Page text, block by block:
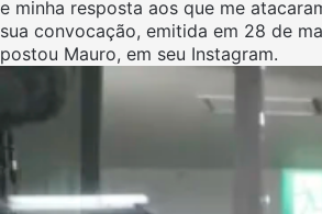
e minha resposta aos que me
sua convocação, emitida em 28 de
postou Mauro, em seu Instagram.